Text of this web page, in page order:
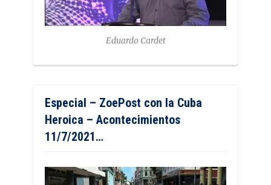
Eduardo Cardet
Especial – ZoePost con la Cuba
Heroica – Acontecimientos
11/7/2021…